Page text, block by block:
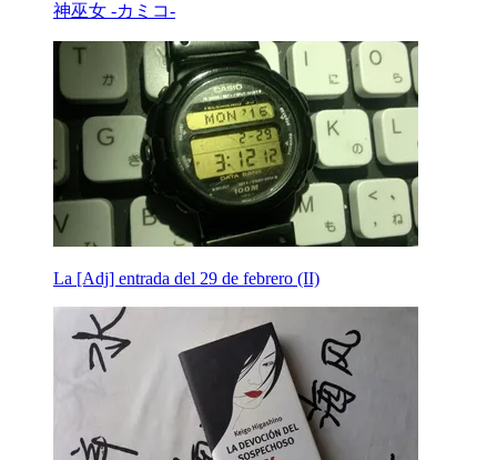
神巫女 -カミコ-
La [Adj] entrada del 29 de febrero (II)